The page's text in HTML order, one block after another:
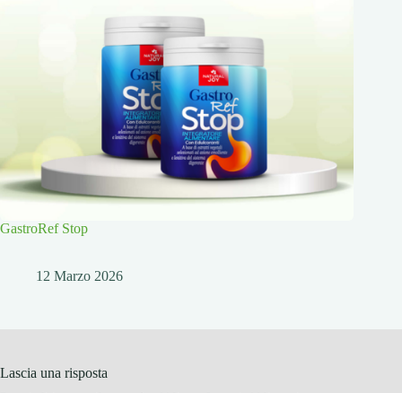
GastroRef Stop
12 Marzo 2026
Lascia una risposta